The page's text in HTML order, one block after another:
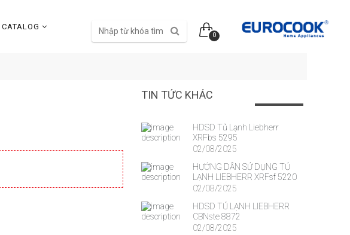
CATALOG
0
TIN TỨC KHÁC
HDSD Tủ Lạnh Liebherr
XRFbs 5295
02/08/2025
HƯỚNG DẪN SỬ DỤNG TỦ
LẠNH LIEBHERR XRFsf 5220
02/08/2025
HDSD TỦ LẠNH LIEBHERR
CBNste 8872
02/08/2025